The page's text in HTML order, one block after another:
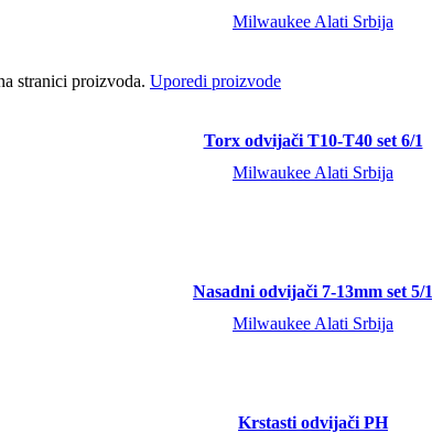
Milwaukee Alati Srbija
stranici proizvoda. Uporedi proizvode
Torx odvijači T10-T40 set 6/1
Milwaukee Alati Srbija
Nasadni odvijači 7-13mm set 5/1
Milwaukee Alati Srbija
Krstasti odvijači PH